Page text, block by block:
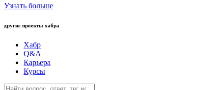
Узнать больше
другие проекты хабра
Хабр
Q&A
Карьера
Курсы